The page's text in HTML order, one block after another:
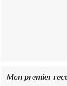
Mon premier